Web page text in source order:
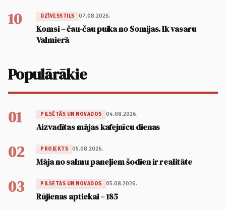
10 DZĪVESSTILS 07.08.2026.
Komsi – čau-čau puika no Somijas. Ik vasaru
Valmierā
Populārākie
01 PILSĒTĀS UN NOVADOS 04.08.2026.
Aizvadītas mājas kafejnīcu dienas
02 PROJEKTS 05.08.2026.
Māja no salmu paneļiem šodien ir realitāte
03 PILSĒTĀS UN NOVADOS 05.08.2026.
Rūjienas aptiekai – 185